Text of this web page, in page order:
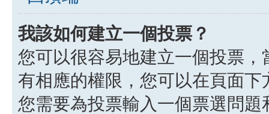
我該如何建立一個投票？
您可以很容易地建立一個投票
有相應的權限，您可以在頁面
您需要為投票輸入一個票選問